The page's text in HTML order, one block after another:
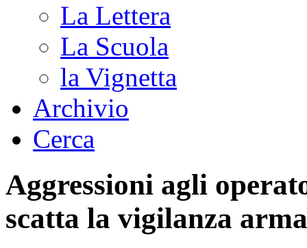
La Lettera
La Scuola
la Vignetta
Archivio
Cerca
Aggressioni agli
scatta la vigilanza